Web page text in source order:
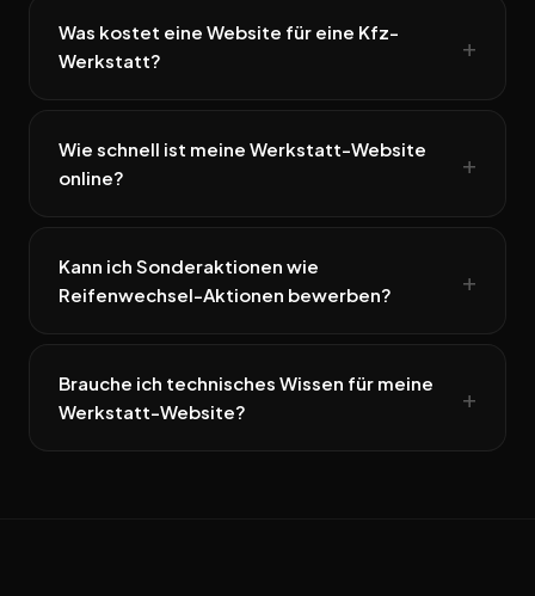
Was kostet eine Website für eine Kfz-
Werkstatt?
Wie schnell ist meine Werkstatt-Website
online?
Kann ich Sonderaktionen wie
Reifenwechsel-Aktionen bewerben?
Brauche ich technisches Wissen für meine
Werkstatt-Website?